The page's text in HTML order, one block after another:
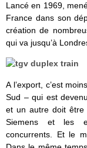
Lancé en 1969,
France dans son
création de
qui va jusqu’à
A l’export, c’est
Sud – qui est
et un autre doit être
Siemens et les
concurrents. Et le